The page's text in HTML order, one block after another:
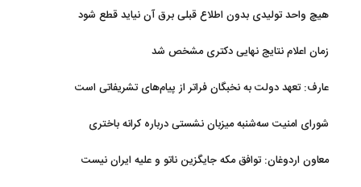
هیچ واحد تولیدی بدون اطلاع قبلی برق آن نیاید قطع شود
زمان اعلام نتایج نهایی دکتری مشخص شد
عارف: تعهد دولت به نخبگان فراتر از پیام‎‌های تشریفاتی است
شورای امنیت سه‌شنبه میزبان نشستی درباره کرانه باختری
معاون اردوغان: توافق مکه جایگزین ناتو و علیه ایران نیست